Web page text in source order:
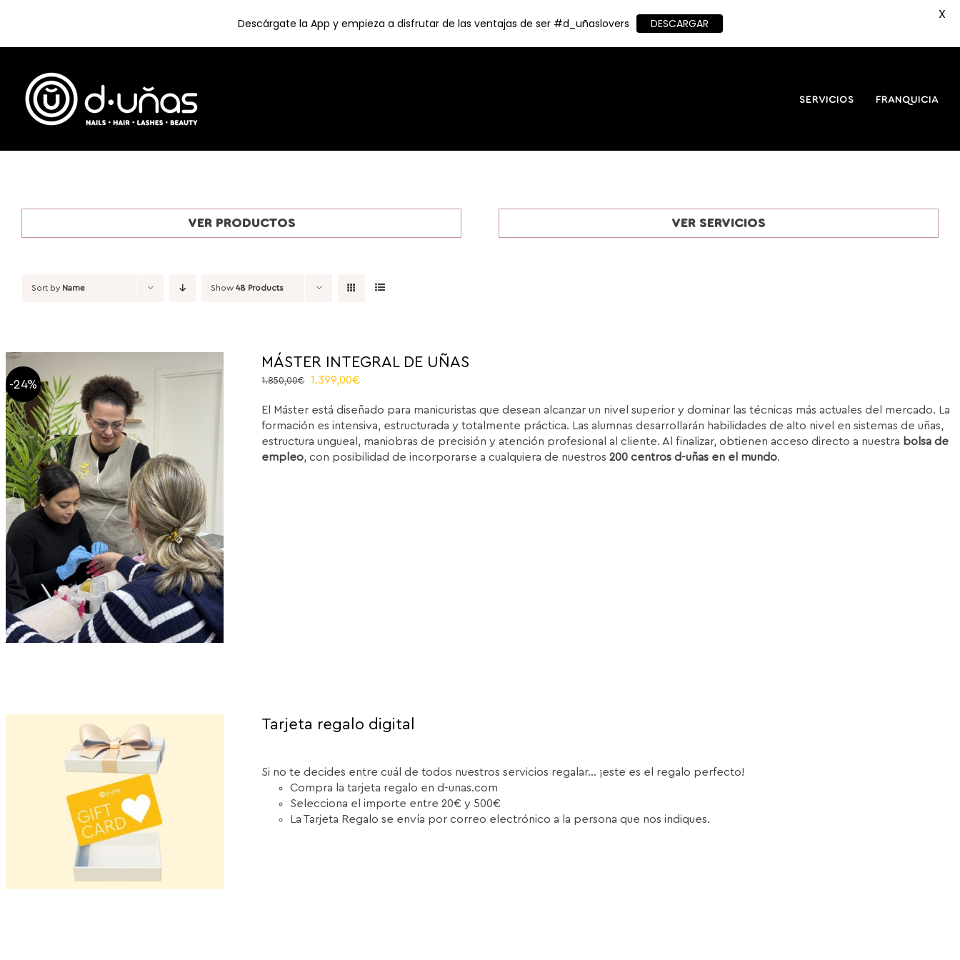
content
SERVICIOS FRANQUICIA
VER PRODUCTOS VER SERVICIOS
Sort by Name Show 48 Products
-24%
MÁSTER INTEGRAL DE UÑAS
1.850,00€
Original
was:
1.850,00€.
1.399,00€
is:
1.399,00€.
El Máster está diseñado para manicuristas que desean alcanzar un nivel superior y dominar las técnicas más actuales del mercado. La
formación es intensiva, estructurada y totalmente práctica. Las alumnas desarrollarán habilidades de alto nivel en sistemas de uñas,
estructura ungueal, maniobras de precisión y atención profesional al cliente. Al finalizar, obtienen acceso directo a nuestra bolsa de
empleo, con posibilidad de incorporarse a cualquiera de nuestros200 centros d-uñas en el mundo.
Tarjeta regalo digital
Si no te decides entre cuál de todos nuestros servicios regalar... ¡este es el regalo perfecto!
Compra la tarjeta regalo en d-unas.com
Selecciona el importe entre 20€ y 500€
La Tarjeta Regalo se envía por correo electrónico a la persona que nos indiques.
Descárgate la App y empieza a disfrutar de las ventajas de ser #d_uñaslovers DESCARGAR
X